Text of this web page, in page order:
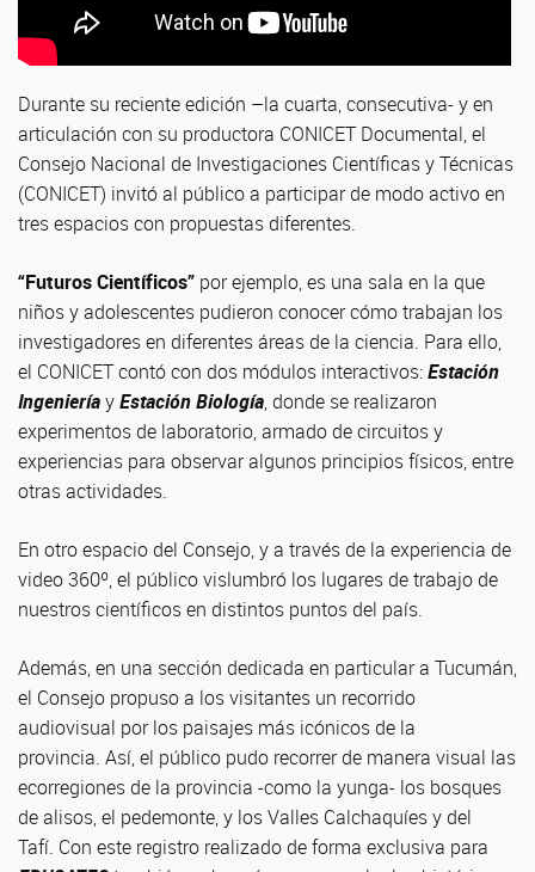
Durante su reciente edición –la cuarta, consecutiva- y en
articulación con su productora CONICET Documental, el
Consejo Nacional de Investigaciones Científicas y Técnicas
(CONICET) invitó al público a participar de modo activo en
tres espacios con propuestas diferentes.
“Futuros Científicos” por ejemplo, es una sala en la que
niños y adolescentes pudieron conocer cómo trabajan los
investigadores en diferentes áreas de la ciencia. Para ello,
el CONICET contó con dos módulos interactivos:Estación
IngenieríayEstación Biología, donde se realizaron
experimentos de laboratorio, armado de circuitos y
experiencias para observar algunos principios físicos, entre
otras actividades.
En otro espacio del Consejo, y a través de la experiencia de
video 360º, el público vislumbró los lugares de trabajo de
nuestros científicos en distintos puntos del país.
Además, en una sección dedicada en particular a Tucumán,
el Consejo propuso a los visitantes un recorrido
audiovisual por los paisajes más icónicos de la
provincia. Así, el público pudo recorrer de manera visual las
ecorregiones de la provincia -como la yunga- los bosques
de alisos, el pedemonte, y los Valles Calchaquíes y del
Tafí. Con este registro realizado de forma exclusiva para